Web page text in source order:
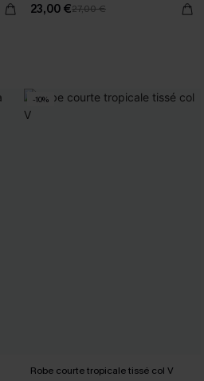
23,00 €27,00 €
-10%
Robe courte tropicale tissé col V